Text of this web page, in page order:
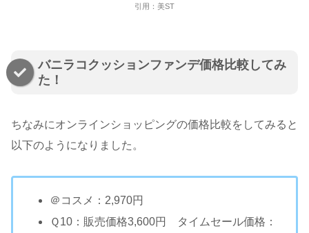
引用：美ST
バニラコクッションファンデ価格比較してみ
た！
ちなみにオンラインショッピングの価格比較をしてみると
以下のようになりました。
＠コスメ：2,970円
Ｑ10：販売価格3,600円 タイムセール価格：